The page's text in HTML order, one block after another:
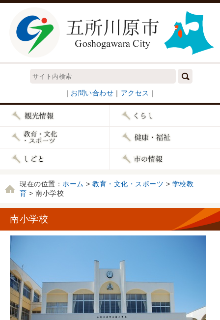
｜ お問い合わせ ｜ アクセス ｜
現在の位置： ホーム > 教育・文化・スポーツ > 学校教
育 > 南小学校
南小学校